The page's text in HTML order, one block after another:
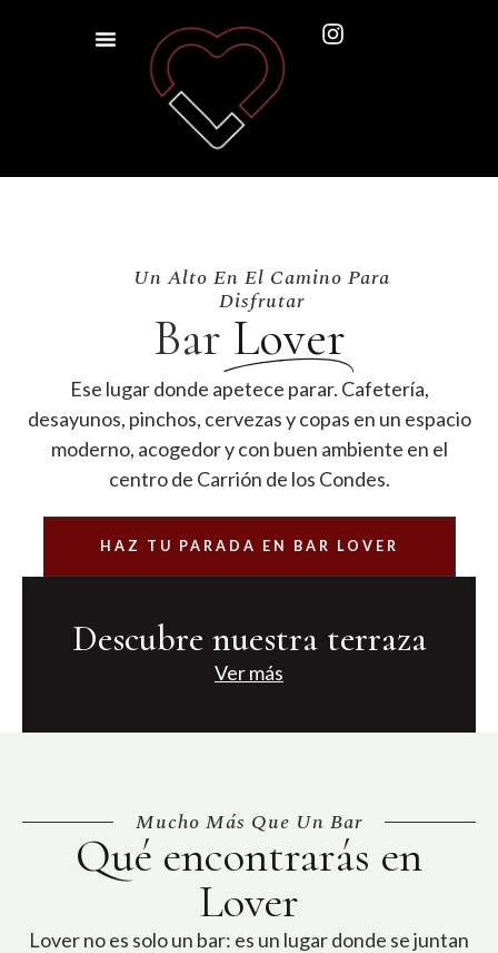
Un Alto En El Camino Para
Disfrutar
Bar Lover
Ese lugar donde apetece parar. Cafetería,
desayunos, pinchos, cervezas y copas en un espacio
moderno, acogedor y con buen ambiente en el
centro de Carrión de los Condes.
HAZ TU PARADA EN BAR LOVER
Descubre nuestra terraza
Ver más
Mucho Más Que Un Bar
Qué encontrarás en
Lover
Lover no es solo un bar: es un lugar donde se juntan